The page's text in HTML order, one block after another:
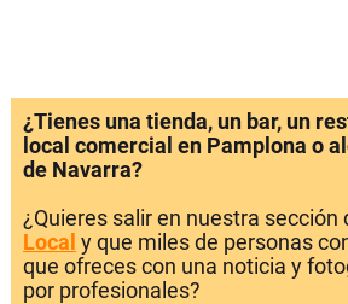
¿Tienes una tienda, un bar, un
local comercial en Pamplona o
de Navarra?
¿Quieres salir en nuestra sección
Local y que miles de personas
que ofreces con una noticia y
por profesionales?